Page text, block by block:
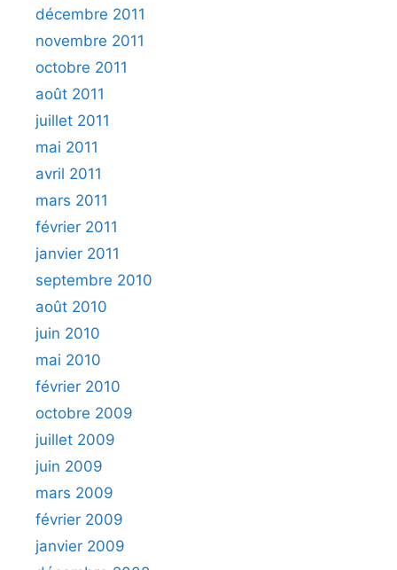
décembre 2011
novembre 2011
octobre 2011
août 2011
juillet 2011
mai 2011
avril 2011
mars 2011
février 2011
janvier 2011
septembre 2010
août 2010
juin 2010
mai 2010
février 2010
octobre 2009
juillet 2009
juin 2009
mars 2009
février 2009
janvier 2009